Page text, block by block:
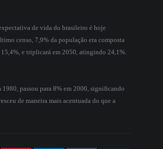
de vida do brasileiro é hoje
censo, 7,9% da população era composta
15,4%, e triplicará em 2050, atingindo 24,1%.
passou para 8% em 2000, significando
de maneira mais acentuada do que a